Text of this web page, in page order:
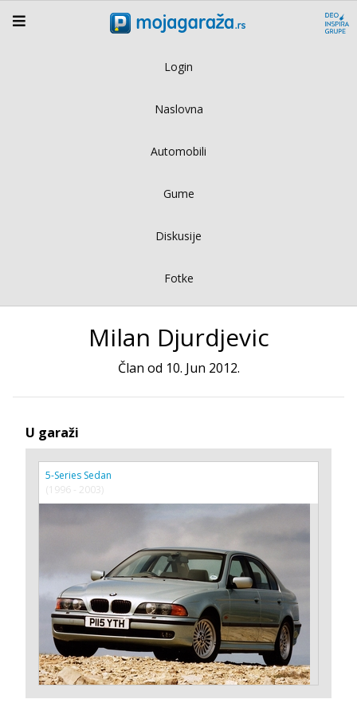
Login
Naslovna
Automobili
Gume
Diskusije
Fotke
Milan Djurdjevic
Član od 10. Jun 2012.
U garaži
5-Series Sedan
(1996 - 2003)